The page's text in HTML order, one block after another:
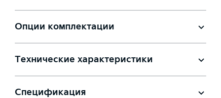
Опции комплектации
Технические характеристики
Спецификация